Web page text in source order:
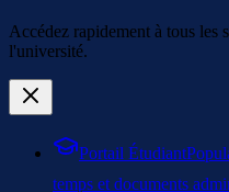
Accédez rapidement à tous les
l'université.
Portail Étudiant
temps et documents